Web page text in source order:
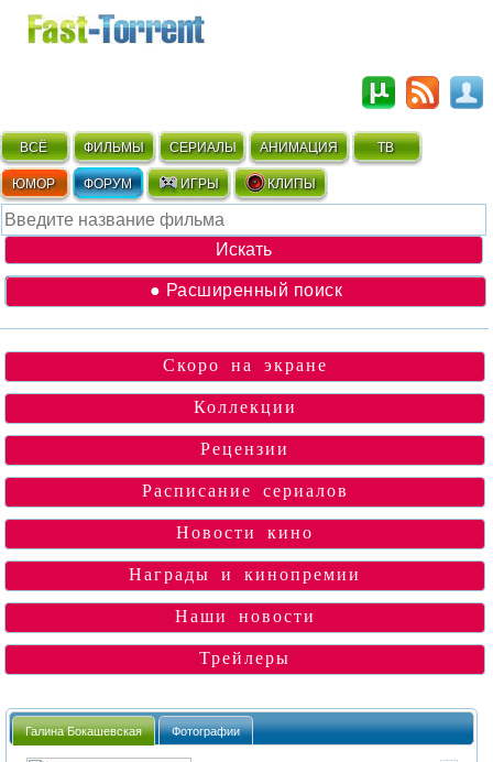
ВСЁ ФИЛЬМЫ СЕРИАЛЫ АНИМАЦИЯ ТВ
ЮМОР ФОРУМ ИГРЫ КЛИПЫ
● Расширенный поиск
Скоро на экране
Коллекции
Рецензии
Расписание сериалов
Новости кино
Награды и кинопремии
Наши новости
Трейлеры
Галина Бокашевская Фотографии